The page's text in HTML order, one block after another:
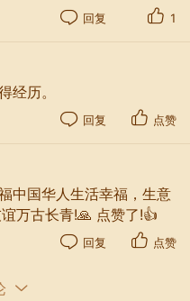
光如白驹过隙，一眨眼
最美的青春时光。
友谊。
稀里哗啦的。
最好的朋友。
回复 1
经历。
回复 点赞
中国华人生活幸福，生意
万古长青!🙏 点赞了!👍
回复 点赞